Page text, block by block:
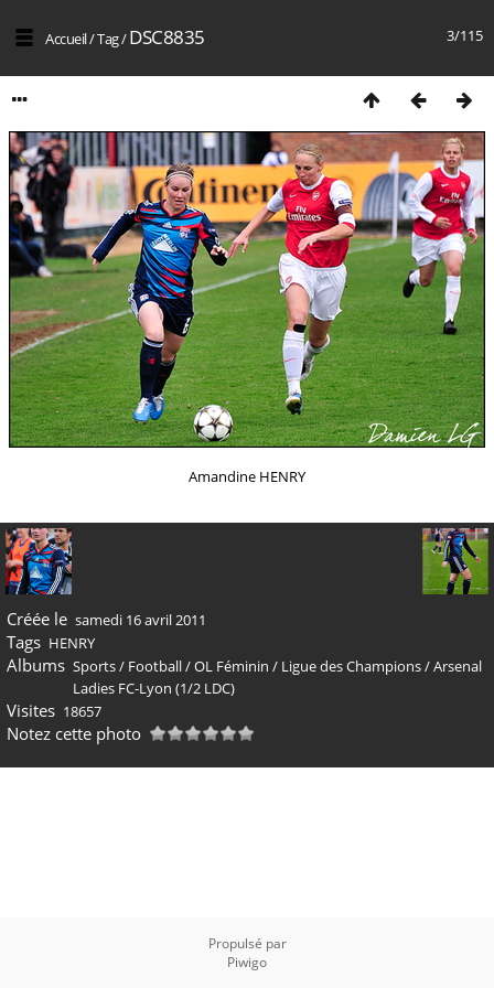
3/115
Accueil/Tag/DSC8835
Amandine HENRY
Créée le samedi 16 avril 2011
Tags HENRY
Albums Sports/ Football/OL Féminin / Ligue des Champions/Arsenal
Ladies FC-Lyon (1/2 LDC)
Visites 18657
Notez cette photo
Propulsé par
Piwigo